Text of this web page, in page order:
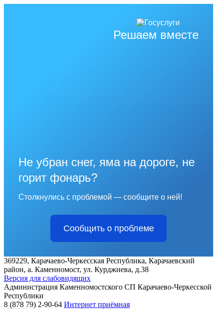
Решаем вместе
Не убран снег, яма на дороге, не
горит фонарь?
Столкнулись с проблемой — сообщите о ней!
Сообщить о проблеме
369229, Карачаево-Черкесская Республика, Карачаевский
район, а. Каменномост, ул. Курджиева, д.38
Версия для слабовидящих
Администрация Каменномостского СП Карачаево-Черкесской
Республики
8 (878 79) 2-90-64 Интернет приёмная